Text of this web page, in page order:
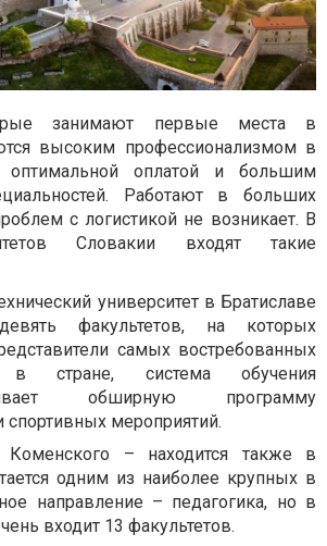
занимают первые места в
высоким профессионализмом в
оптимальной оплатой и большим
Работают в больших
с логистикой не возникает. В
Словакии входят такие
университет в Братиславе
факультетов, на которых
самых востребованных
в стране, система обучения
обширную программу
спортивных мероприятий.
Коменского – находится также в
одним из наиболее крупных в
направление – педагогика, но в
входит 13 факультетов.